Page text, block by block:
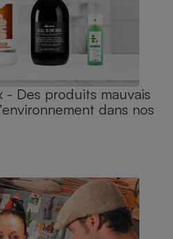
- Des produits mauvais
dans nos